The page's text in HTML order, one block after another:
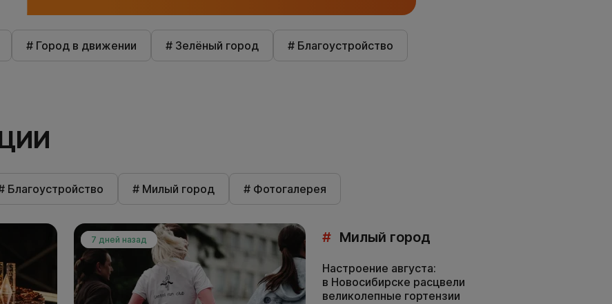
# Город в движении # Зелёный город # Благоустройство
Благоустройство # Милый город # Фотогалерея
7 дней назад # Милый город
Настроение августа:
в Новосибирске расцвели
великолепные гортензии